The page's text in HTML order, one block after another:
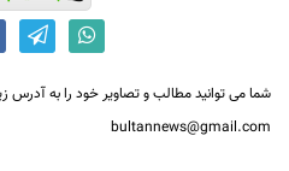
شما می توانید مطالب و تصاویر خود را به آدرس
bultannews@gmail.com